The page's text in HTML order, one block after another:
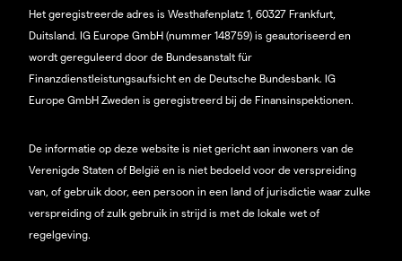
Het geregistreerde adres is Westhafenplatz 1, 60327 Frankfurt,
Duitsland. IG Europe GmbH (nummer 148759) is geautoriseerd en
wordt gereguleerd door de Bundesanstalt für
Finanzdienstleistungsaufsicht en de Deutsche Bundesbank. IG
Europe GmbH Zweden is geregistreerd bij de Finansinspektionen.
De informatie op deze website is niet gericht aan inwoners van de
Verenigde Staten of België en is niet bedoeld voor de verspreiding
van, of gebruik door, een persoon in een land of jurisdictie waar zulke
verspreiding of zulk gebruik in strijd is met de lokale wet of
regelgeving.